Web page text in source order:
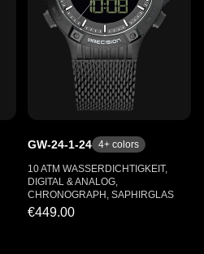
GW-24-1-24 4+ colors
10 ATM WASSERDICHTIGKEIT,
DIGITAL & ANALOG,
CHRONOGRAPH, SAPHIRGLAS
€449.00